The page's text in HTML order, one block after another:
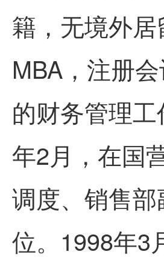
籍，无境外
MBA，注册
的财务管理
年2月，在国
调度、销售
位。1998年3